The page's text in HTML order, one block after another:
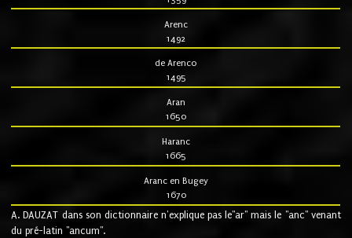
Arenc
1492
de Arenco
1495
Aran
1650
Haranc
1665
Aranc en Bugey
1670
A. DAUZAT dans son dictionnaire n'explique pas le"ar" mais le "anc" venant
du pré-latin "ancum".